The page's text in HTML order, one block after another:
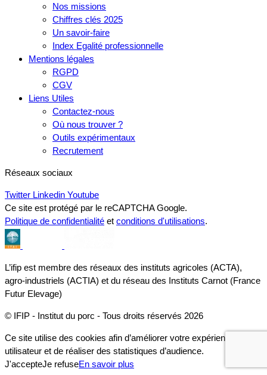
Nos missions
Chiffres clés 2025
Un savoir-faire
Index Egalité professionnelle
Mentions légales
RGPD
CGV
Liens Utiles
Contactez-nous
Où nous trouver ?
Outils expérimentaux
Recrutement
Réseaux sociaux
Twitter Linkedin Youtube
Ce site est protégé par le reCAPTCHA Google.
Politique de confidentialité et conditions d'utilisations.
L’ifip est membre des réseaux des instituts agricoles (ACTA),
agro-industriels (ACTIA) et du réseau des Instituts Carnot (France
Futur Elevage)
© IFIP - Institut du porc - Tous droits réservés 2026
Ce site utilise des cookies afin d’améliorer votre expérience
utilisateur et de réaliser des statistiques d’audience.
J'accepteJe refuseEn savoir plus